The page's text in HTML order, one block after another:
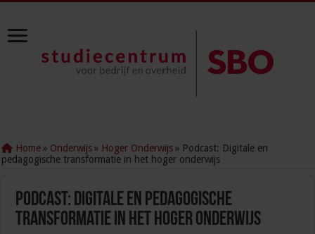
Home » Onderwijs » Hoger Onderwijs » Podcast: Digitale en
pedagogische transformatie in het hoger onderwijs
Podcast: Digitale en pedagogische
transformatie in het hoger onderwijs